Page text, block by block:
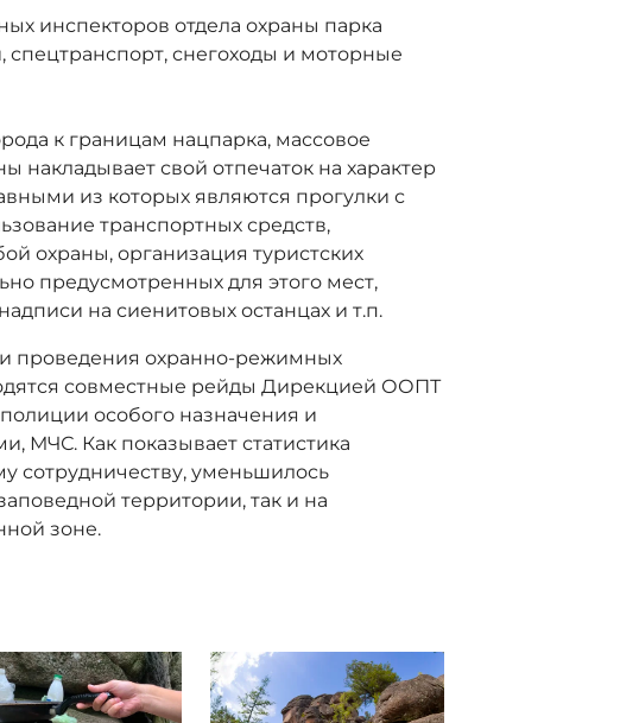
инспекторов отдела охраны парка
снегоходы и моторные
к границам нацпарка, массовое
свой отпечаток на характер
из которых являются прогулки с
транспортных средств,
охраны, организация туристских
предусмотренных для этого мест,
на сиенитовых останцах и т.п.
проведения охранно-режимных
совместные рейды Дирекцией ООПТ
особого назначения и
МЧС. Как показывает статистика
сотрудничеству, уменьшилось
территории, так и на
зоне.